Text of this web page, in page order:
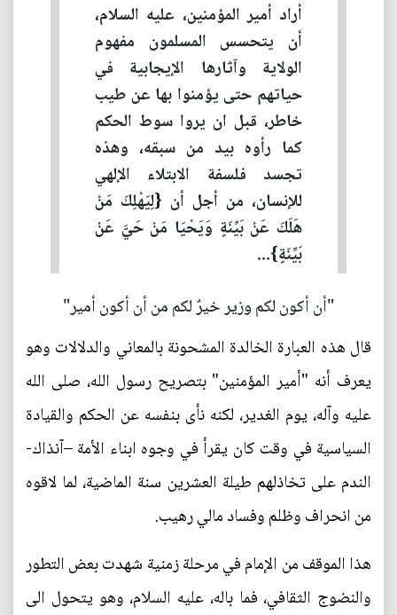
أراد أمير المؤمنين، عليه السلام،
أن يتحسس المسلمون مفهوم
الولاية وآثارها الإيجابية في
حياتهم حتى يؤمنوا بها عن طيب
خاطر، قبل ان يروا سوط الحكم
كما رأوه بيد من سبقه، وهذه
تجسد فلسفة الابتلاء الإلهي
للإنسان، من أجل أن {لِيَهْلِكَ مَنْ
هَلَكَ عَنْ بَيِّنَةٍ وَيَحْيَا مَنْ حَيَّ عَنْ
بَيِّنَةٍ}...
"أن أكون لكم وزير خيرٌ لكم من أن أكون أمير"
قال هذه العبارة الخالدة المشحونة بالمعاني والدلالات وهو
يعرف أنه "أمير المؤمنين" بتصريح رسول الله، صلى الله
عليه وآله، يوم الغدير، لكنه نأى بنفسه عن الحكم والقيادة
السياسية في وقت كان يقرأ في وجوه ابناء الأمة –آنذاك-
الندم على تخاذلهم طيلة العشرين سنة الماضية، لما لاقوه
من انحراف وظلم وفساد مالي رهيب.
هذا الموقف من الإمام في مرحلة زمنية شهدت بعض التطور
والنضوج الثقافي، فما باله، عليه السلام، وهو يتحول الى